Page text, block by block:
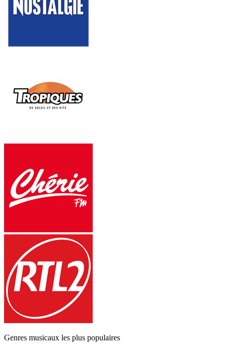
Genres musicaux les plus populaires